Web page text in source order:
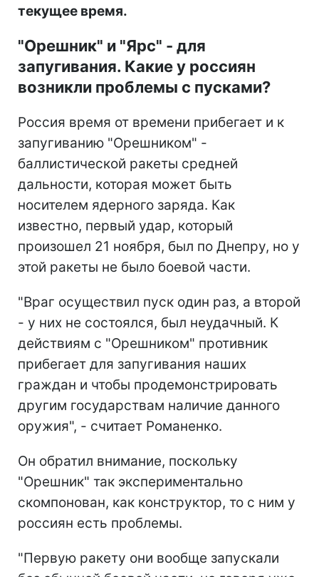
текущее время.
"Орешник" и "Ярс" - для
запугивания. Какие у россиян
возникли проблемы с пусками?
Россия время от времени прибегает и к
запугиванию "Орешником" -
баллистической ракеты средней
дальности, которая может быть
носителем ядерного заряда. Как
известно, первый удар, который
произошел 21 ноября, был по Днепру, но у
этой ракеты не было боевой части.
"Враг осуществил пуск один раз, а второй
- у них не состоялся, был неудачный. К
действиям с "Орешником" противник
прибегает для запугивания наших
граждан и чтобы продемонстрировать
другим государствам наличие данного
оружия", - считает Романенко.
Он обратил внимание, поскольку
"Орешник" так экспериментально
скомпонован, как конструктор, то с ним у
россиян есть проблемы.
"Первую ракету они вообще запускали